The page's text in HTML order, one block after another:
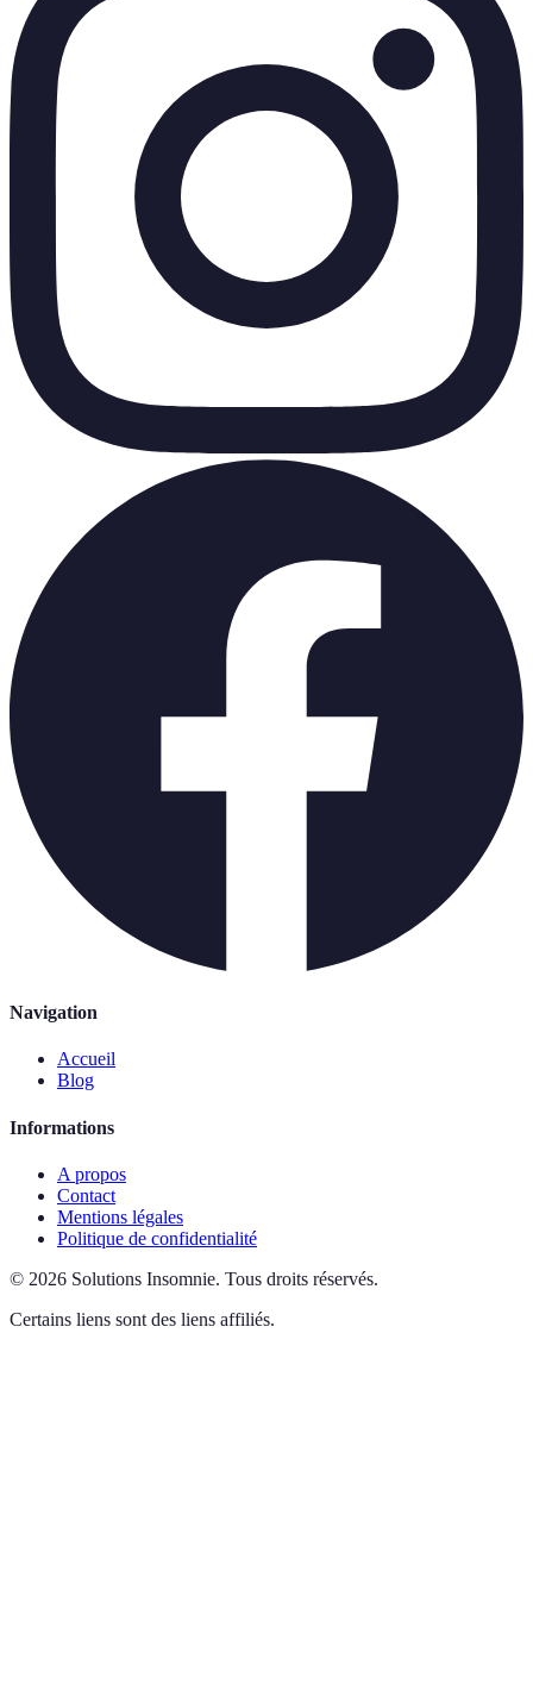
Navigation
Accueil
Blog
Informations
A propos
Contact
Mentions légales
Politique de confidentialité
© 2026 Solutions Insomnie. Tous droits réservés.
Certains liens sont des liens affiliés.